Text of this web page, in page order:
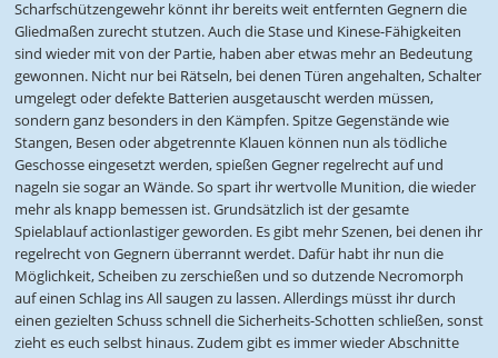
Scharfschützengewehr könnt ihr bereits weit entfernten Gegnern die
Gliedmaßen zurecht stutzen. Auch die Stase und Kinese-Fähigkeiten
sind wieder mit von der Partie, haben aber etwas mehr an Bedeutung
gewonnen. Nicht nur bei Rätseln, bei denen Türen angehalten, Schalter
umgelegt oder defekte Batterien ausgetauscht werden müssen,
sondern ganz besonders in den Kämpfen. Spitze Gegenstände wie
Stangen, Besen oder abgetrennte Klauen können nun als tödliche
Geschosse eingesetzt werden, spießen Gegner regelrecht auf und
nageln sie sogar an Wände. So spart ihr wertvolle Munition, die wieder
mehr als knapp bemessen ist. Grundsätzlich ist der gesamte
Spielablauf actionlastiger geworden. Es gibt mehr Szenen, bei denen ihr
regelrecht von Gegnern überrannt werdet. Dafür habt ihr nun die
Möglichkeit, Scheiben zu zerschießen und so dutzende Necromorph
auf einen Schlag ins All saugen zu lassen. Allerdings müsst ihr durch
einen gezielten Schuss schnell die Sicherheits-Schotten schließen, sonst
zieht es euch selbst hinaus. Zudem gibt es immer wieder Abschnitte